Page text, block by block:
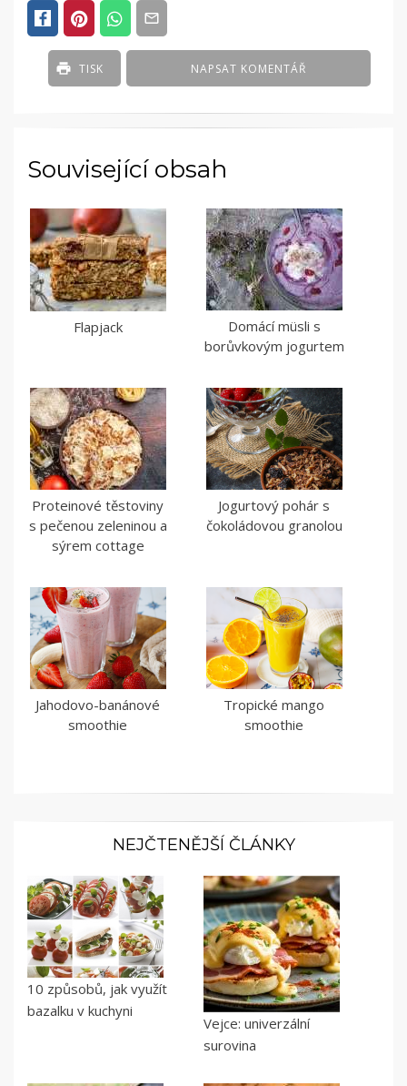
NAPSAT KOMENTÁŘ
TISK
Související obsah
Flapjack
Domácí müsli s
borůvkovým jogurtem
Proteinové těstoviny
s pečenou zeleninou a
sýrem cottage
Jogurtový pohár s
čokoládovou granolou
Jahodovo-banánové
smoothie
Tropické mango
smoothie
NEJČTENĚJŠÍ ČLÁNKY
10 způsobů, jak využít
bazalku v kuchyni
Vejce: univerzální
surovina